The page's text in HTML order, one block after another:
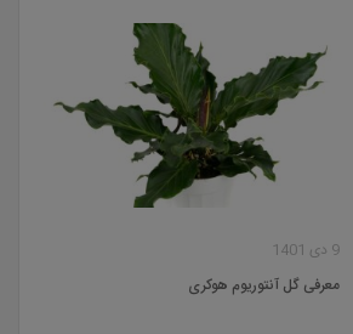
9 دی 1401
معرفی گل آنتوریوم هوکری